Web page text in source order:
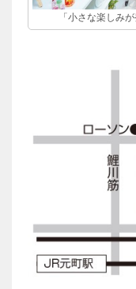
「小さな楽しみ